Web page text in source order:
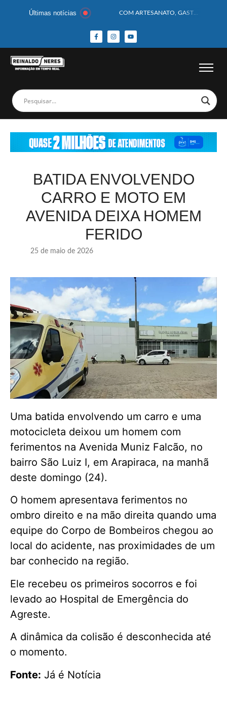
Últimas notícias
HOMEM CAI DE CACHOEIRA DE 40 METROS AO TENTAR FAZER FOTO
CORPOS DAS SEIS VÍTIMAS DE ACIDENTE COM LANCHA SÃO VELADOS; SAIBA COMO FOI
BATIDA ENVOLVENDO
CARRO E MOTO EM
AVENIDA DEIXA HOMEM
FERIDO
25 de maio de 2026
Uma batida envolvendo um carro e uma
motocicleta deixou um homem com
ferimentos na Avenida Muniz Falcão, no
bairro São Luiz I, em Arapiraca, na manhã
deste domingo (24).
O homem apresentava ferimentos no
ombro direito e na mão direita quando uma
equipe do Corpo de Bombeiros chegou ao
local do acidente, nas proximidades de um
bar conhecido na região.
Ele recebeu os primeiros socorros e foi
levado ao Hospital de Emergência do
Agreste.
A dinâmica da colisão é desconhecida até
o momento.
Fonte: Já é Notícia